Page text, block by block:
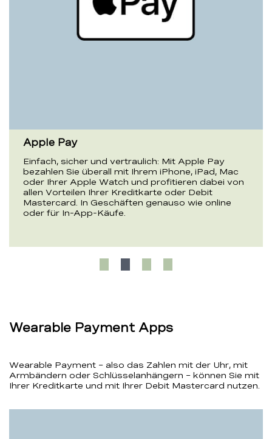
Apple Pay
Einfach, sicher und vertraulich: Mit Apple Pay
bezahlen Sie überall mit Ihrem iPhone, iPad, Mac
oder Ihrer Apple Watch und profitieren dabei von
allen Vorteilen Ihrer Kreditkarte oder Debit
Mastercard. In Geschäften genauso wie online
oder für In-App-Käufe.
Wearable Payment Apps
Wearable Payment – also das Zahlen mit der Uhr, mit
Armbändern oder Schlüsselanhängern – können Sie mit
Ihrer Kreditkarte und mit Ihrer Debit Mastercard nutzen.